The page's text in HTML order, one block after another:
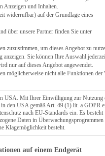
Anzeigen und Inhalten.
widerrufbar) auf der Grundlage eines
über unsere Partner finden Sie unter
zuzustimmen, um dieses Angebot zu
Sie können Ihre Auswahl
nur auf dieses Angebot angewendet.
möglicherweise nicht alle Funktionen der
USA. Mit Ihrer Einwilligung zur Nutzung
den USA gemäß Art. 49 (1) lit. a GDPR
nach EU-Standards ein. Es besteht
Daten in Überwachungsprogrammen
Klagemöglichkeit besteht.
IAB Transparency and
auf einem Endgerät